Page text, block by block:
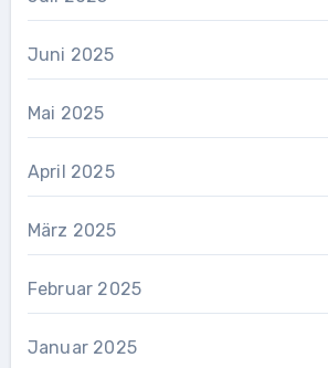
Juni 2025
Mai 2025
April 2025
März 2025
Februar 2025
Januar 2025